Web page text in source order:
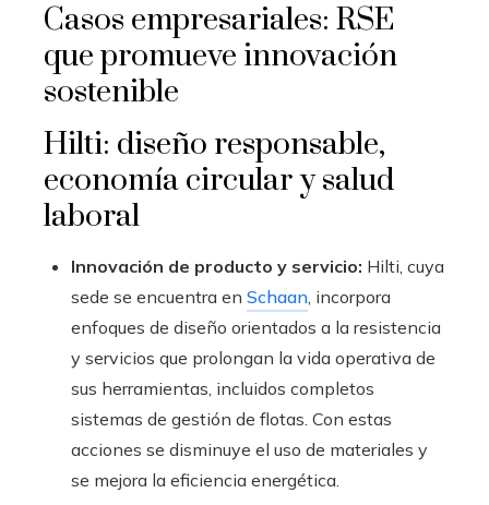
Casos empresariales: RSE
que promueve innovación
sostenible
Hilti: diseño responsable,
economía circular y salud
laboral
Innovación de producto y servicio: Hilti, cuya
sede se encuentra en Schaan, incorpora
enfoques de diseño orientados a la resistencia
y servicios que prolongan la vida operativa de
sus herramientas, incluidos completos
sistemas de gestión de flotas. Con estas
acciones se disminuye el uso de materiales y
se mejora la eficiencia energética.